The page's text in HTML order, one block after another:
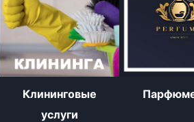
Клининговые
услуги